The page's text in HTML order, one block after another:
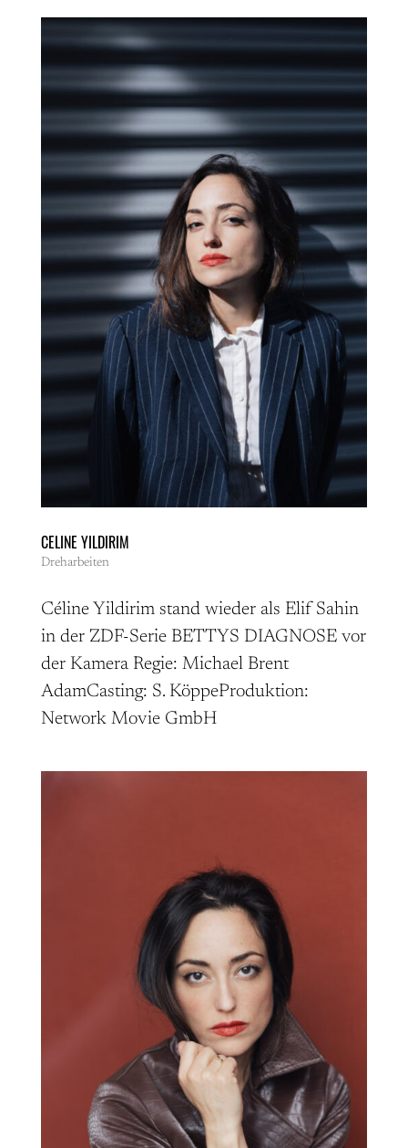
CELINE YILDIRIM
Dreharbeiten
Céline Yildirim stand wieder als Elif Sahin
in der ZDF-Serie BETTYS DIAGNOSE vor
der Kamera Regie: Michael Brent
AdamCasting: S. KöppeProduktion:
Network Movie GmbH